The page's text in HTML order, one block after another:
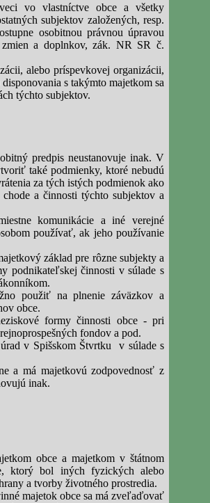
vo vlastníctve obce a všetky
subjektov založených, resp.
osobitnou právnou úpravou
a doplnkov, zák. NR SR č.
alebo príspevkovej organizácii,
s takýmto majetkom sa
týchto subjektov.
predpis neustanovuje inak. V
také podmienky, ktoré nebudú
za tých istých podmienok ako
a činnosti týchto subjektov a
komunikácie a iné verejné
používať, ak jeho používanie
základ pre rôzne subjekty a
podnikateľskej činnosti v súlade s
použiť na plnenie záväzkov a
obce.
formy činnosti obce - pri
fondov a pod.
v Spišskom Štvrtku
v súlade s
a má majetkovú zodpovednosť z
inak.
obce a majetkom v štátnom
ktorý bol iných fyzických alebo
a tvorby životného prostredia.
majetok obce sa má zveľaďovať